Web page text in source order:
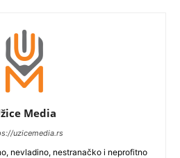
Media
uzicemedia.rs
nevladino, nestranačko i neprofitno